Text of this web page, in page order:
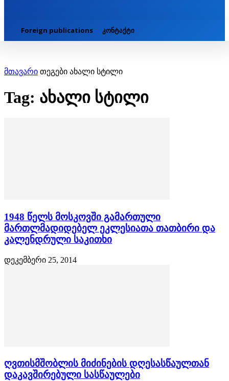
Foreign publications კონტაქტი
მთავარი თეგები ახალი სტილი
Tag: ახალი სტილი
1948 წელს მოსკოვში გამართული
მართლმადიდებელ ეკლესიათა თათბირი და
კალენდრული საკითხი
დეკემბერი 25, 2014
ღვთისმშობლის მიძინების დღესასწაულთან
დაკავშირებული სასწაულები